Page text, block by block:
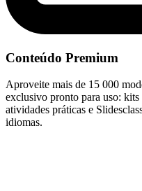
Conteúdo Premium
Aproveite mais de 15 000
exclusivo pronto para uso: kits
atividades práticas e
idiomas.